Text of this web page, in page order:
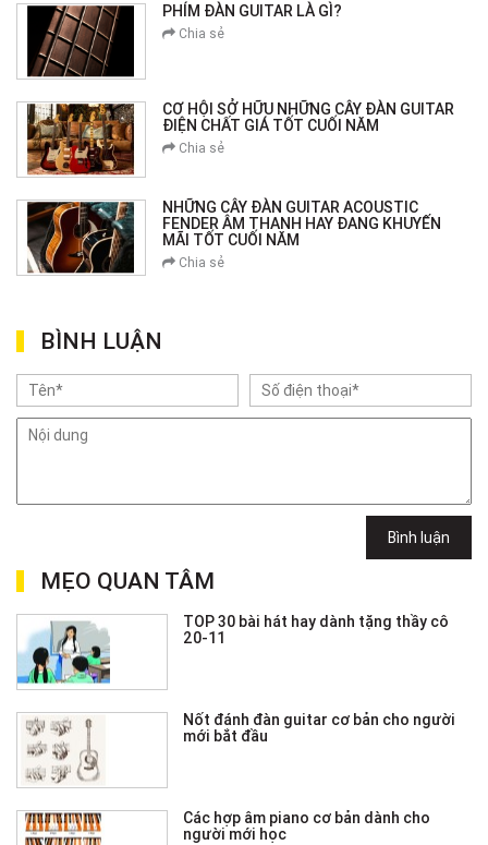
PHÍM ĐÀN GUITAR LÀ GÌ?
Chia sẻ
CƠ HỘI SỞ HỮU NHỮNG CÂY ĐÀN GUITAR
ĐIỆN CHẤT GIÁ TỐT CUỐI NĂM
Chia sẻ
NHỮNG CÂY ĐÀN GUITAR ACOUSTIC
FENDER ÂM THANH HAY ĐANG KHUYẾN
MÃI TỐT CUỐI NĂM
Chia sẻ
BÌNH LUẬN
Bình luận
MẸO QUAN TÂM
TOP 30 bài hát hay dành tặng thầy cô
20-11
Nốt đánh đàn guitar cơ bản cho người
mới bắt đầu
Các hợp âm piano cơ bản dành cho
người mới học